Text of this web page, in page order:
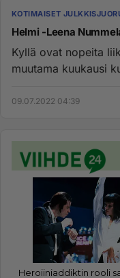
KOTIMAISET
Kyllä ovat nopeita
muutama kuukausi
09.07.2022 04:39